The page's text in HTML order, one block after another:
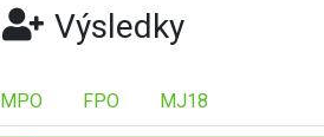
Výsledky
MPO FPO MJ18